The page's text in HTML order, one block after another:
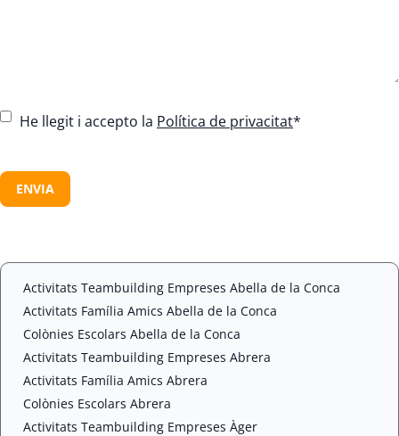
C
s
e
*
He llegit i accepto la Política de privacitat*
A
P
H
Activitats Teambuilding Empreses Abella de la Conca
Activitats Família Amics Abella de la Conca
Colònies Escolars Abella de la Conca
Activitats Teambuilding Empreses Abrera
Activitats Família Amics Abrera
Colònies Escolars Abrera
Activitats Teambuilding Empreses Àger